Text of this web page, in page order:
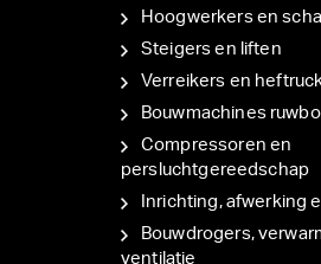
Hoogwerkers en
Steigers en liften
Verreikers en
Bouwmachines
Compressoren en
persluchtgereedschap
Inrichting, afwerking
Bouwdrogers,
ventilatie